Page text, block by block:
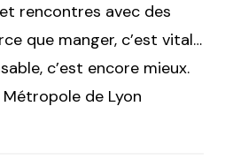
rencontres avec des
que manger, c’est vital…
c’est encore mieux.
de Lyon